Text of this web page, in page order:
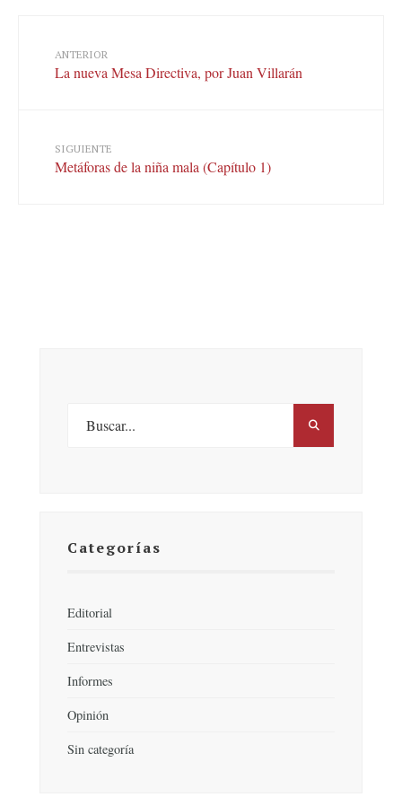
ANTERIOR
La nueva Mesa Directiva, por Juan Villarán
SIGUIENTE
Metáforas de la niña mala (Capítulo 1)
Categorías
Editorial
Entrevistas
Informes
Opinión
Sin categoría